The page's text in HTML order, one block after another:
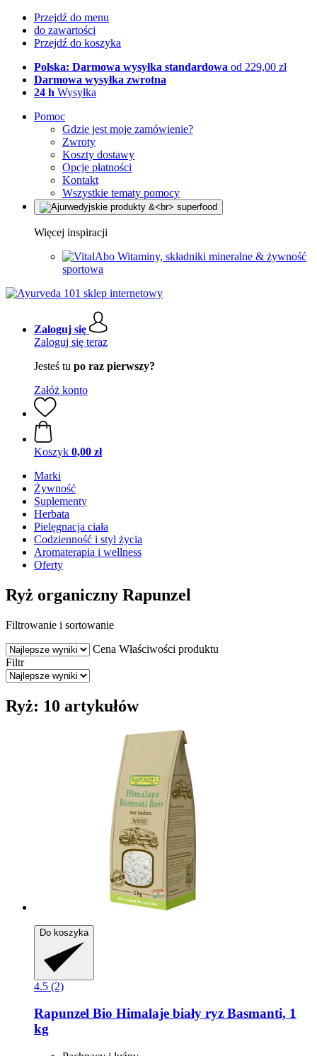
Przejdź do menu
do zawartości
Przejdź do koszyka
Polska: Darmowa wysyłka standardowa od 229,00 zł
Darmowa wysyłka zwrotna
24 h Wysyłka
Pomoc
Gdzie jest moje zamówienie?
Zwroty
Koszty dostawy
Opcje płatności
Kontakt
Wszystkie tematy pomocy
Więcej inspiracji
Witaminy, składniki mineralne & żywność
sportowa
Zaloguj się
Zaloguj się teraz
Jesteś tu po raz pierwszy?
Załóż konto
Koszyk 0,00 zł
Marki
Żywność
Suplementy
Herbata
Pielęgnacja ciała
Codzienność i styl życia
Aromaterapia i wellness
Oferty
Ryż organiczny Rapunzel
Filtrowanie i sortowanie
Cena Właściwości produktu
Filtr
Ryż: 10 artykułów
Do koszyka
4.5 (2)
Rapunzel Bio Himalaje biały ryz Basmanti, 1
kg